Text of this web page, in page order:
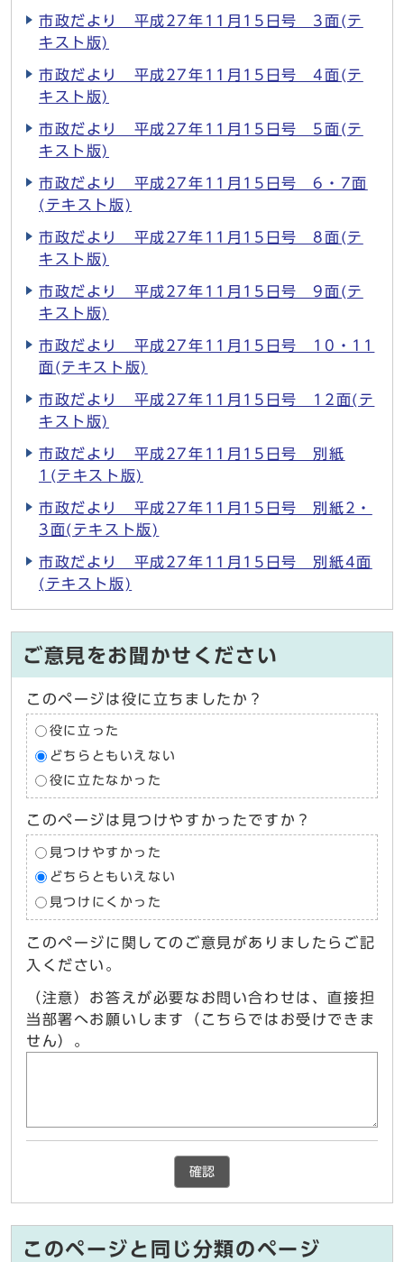
市政だより 平成27年11月15日号 3面(テ
キスト版)
市政だより 平成27年11月15日号 4面(テ
キスト版)
市政だより 平成27年11月15日号 5面(テ
キスト版)
市政だより 平成27年11月15日号 6・7面
(テキスト版)
市政だより 平成27年11月15日号 8面(テ
キスト版)
市政だより 平成27年11月15日号 9面(テ
キスト版)
市政だより 平成27年11月15日号 10・11
面(テキスト版)
市政だより 平成27年11月15日号 12面(テ
キスト版)
市政だより 平成27年11月15日号 別紙
1(テキスト版)
市政だより 平成27年11月15日号 別紙2・
3面(テキスト版)
市政だより 平成27年11月15日号 別紙4面
(テキスト版)
ご意見をお聞かせください
このページは役に立ちましたか？
役に立った
どちらともいえない
役に立たなかった
このページは見つけやすかったですか？
見つけやすかった
どちらともいえない
見つけにくかった
このページに関してのご意見がありましたらご記
入ください。
（注意）お答えが必要なお問い合わせは、直接担
当部署へお願いします（こちらではお受けできま
せん）。
確認
このページと同じ分類のページ